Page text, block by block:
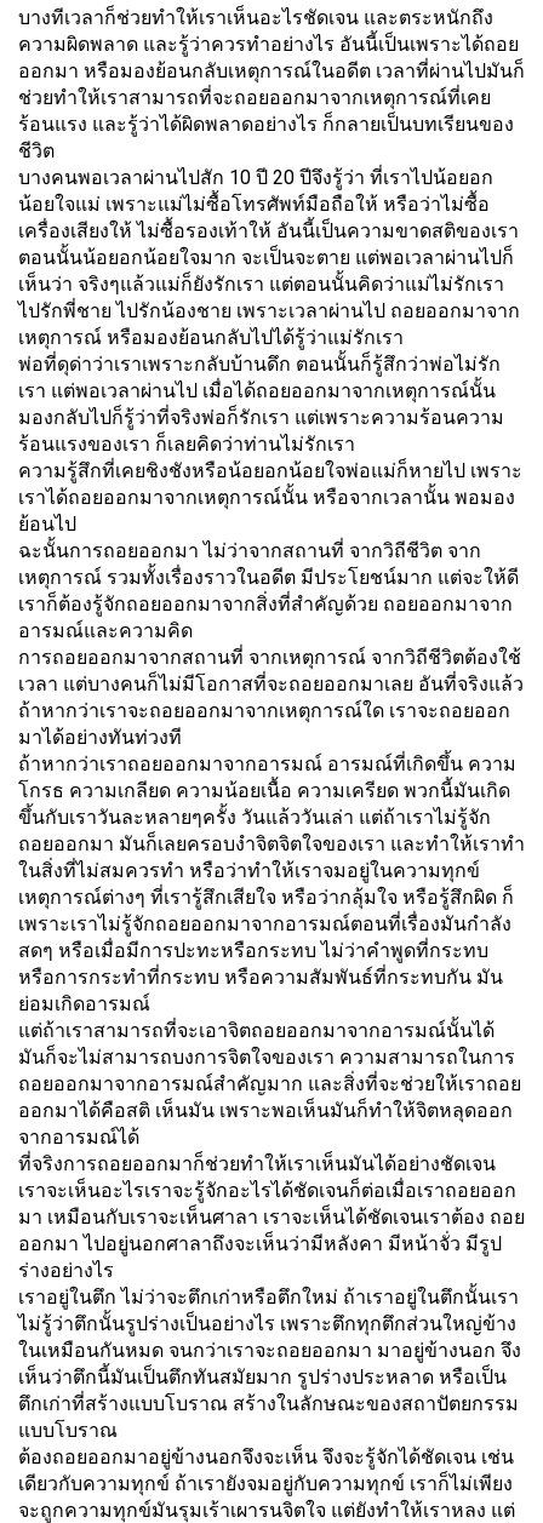
บางทีเวลาก็ช่วยทำให้เราเห็นอะไรชัดเจน และตระหนักถึง
ความผิดพลาด และรู้ว่าควรทำอย่างไร อันนี้เป็นเพราะได้ถอย
ออกมา หรือมองย้อนกลับเหตุการณ์ในอดีต เวลาที่ผ่านไปมันก็
ช่วยทำให้เราสามารถที่จะถอยออกมาจากเหตุการณ์ที่เคย
ร้อนแรง และรู้ว่าได้ผิดพลาดอย่างไร ก็กลายเป็นบทเรียนของ
ชีวิต
บางคนพอเวลาผ่านไปสัก 10 ปี 20 ปีจึงรู้ว่า ที่เราไปน้อยอก
น้อยใจแม่ เพราะแม่ไม่ซื้อโทรศัพท์มือถือให้ หรือว่าไม่ซื้อ
เครื่องเสียงให้ ไม่ซื้อรองเท้าให้ อันนี้เป็นความขาดสติของเรา
ตอนนั้นน้อยอกน้อยใจมาก จะเป็นจะตาย แต่พอเวลาผ่านไปก็
เห็นว่า จริงๆแล้วแม่ก็ยังรักเรา แต่ตอนนั้นคิดว่าแม่ไม่รักเรา
ไปรักพี่ชาย ไปรักน้องชาย เพราะเวลาผ่านไป ถอยออกมาจาก
เหตุการณ์ หรือมองย้อนกลับไปได้รู้ว่าแม่รักเรา
พ่อที่ดุด่าว่าเราเพราะกลับบ้านดึก ตอนนั้นก็รู้สึกว่าพ่อไม่รัก
เรา แต่พอเวลาผ่านไป เมื่อได้ถอยออกมาจากเหตุการณ์นั้น
มองกลับไปก็รู้ว่าที่จริงพ่อก็รักเรา แต่เพราะความร้อนความ
ร้อนแรงของเรา ก็เลยคิดว่าท่านไม่รักเรา
ความรู้สึกที่เคยชิงชังหรือน้อยอกน้อยใจพ่อแม่ก็หายไป เพราะ
เราได้ถอยออกมาจากเหตุการณ์นั้น หรือจากเวลานั้น พอมอง
ย้อนไป
ฉะนั้นการถอยออกมา ไม่ว่าจากสถานที่ จากวิถีชีวิต จาก
เหตุการณ์ รวมทั้งเรื่องราวในอดีต มีประโยชน์มาก แต่จะให้ดี
เราก็ต้องรู้จักถอยออกมาจากสิ่งที่สำคัญด้วย ถอยออกมาจาก
อารมณ์และความคิด
การถอยออกมาจากสถานที่ จากเหตุการณ์ จากวิถีชีวิตต้องใช้
เวลา แต่บางคนก็ไม่มีโอกาสที่จะถอยออกมาเลย อันที่จริงแล้ว
ถ้าหากว่าเราจะถอยออกมาจากเหตุการณ์ใด เราจะถอยออก
มาได้อย่างทันท่วงที
ถ้าหากว่าเราถอยออกมาจากอารมณ์ อารมณ์ที่เกิดขึ้น ความ
โกรธ ความเกลียด ความน้อยเนื้อ ความเครียด พวกนี้มันเกิด
ขึ้นกับเราวันละหลายๆครั้ง วันแล้ววันเล่า แต่ถ้าเราไม่รู้จัก
ถอยออกมา มันก็เลยครอบงำจิตจิตใจของเรา และทำให้เราทำ
ในสิ่งที่ไม่สมควรทำ หรือว่าทำให้เราจมอยู่ในความทุกข์
เหตุการณ์ต่างๆ ที่เรารู้สึกเสียใจ หรือว่ากลุ้มใจ หรือรู้สึกผิด ก็
เพราะเราไม่รู้จักถอยออกมาจากอารมณ์ตอนที่เรื่องมันกำลัง
สดๆ หรือเมื่อมีการปะทะหรือกระทบ ไม่ว่าคำพูดที่กระทบ
หรือการกระทำที่กระทบ หรือความสัมพันธ์ที่กระทบกัน มัน
ย่อมเกิดอารมณ์
แต่ถ้าเราสามารถที่จะเอาจิตถอยออกมาจากอารมณ์นั้นได้
มันก็จะไม่สามารถบงการจิตใจของเรา ความสามารถในการ
ถอยออกมาจากอารมณ์สำคัญมาก และสิ่งที่จะช่วยให้เราถอย
ออกมาได้คือสติ เห็นมัน เพราะพอเห็นมันก็ทำให้จิตหลุดออก
จากอารมณ์ได้
ที่จริงการถอยออกมาก็ช่วยทำให้เราเห็นมันได้อย่างชัดเจน
เราจะเห็นอะไรเราจะรู้จักอะไรได้ชัดเจนก็ต่อเมื่อเราถอยออก
มา เหมือนกับเราจะเห็นศาลา เราจะเห็นได้ชัดเจนเราต้อง ถอย
ออกมา ไปอยู่นอกศาลาถึงจะเห็นว่ามีหลังคา มีหน้าจั่ว มีรูป
ร่างอย่างไร
เราอยู่ในตึก ไม่ว่าจะตึกเก่าหรือตึกใหม่ ถ้าเราอยู่ในตึกนั้นเรา
ไม่รู้ว่าตึกนั้นรูปร่างเป็นอย่างไร เพราะตึกทุกตึกส่วนใหญ่ข้าง
ในเหมือนกันหมด จนกว่าเราจะถอยออกมา มาอยู่ข้างนอก จึง
เห็นว่าตึกนี้มันเป็นตึกทันสมัยมาก รูปร่างประหลาด หรือเป็น
ตึกเก่าที่สร้างแบบโบราณ สร้างในลักษณะของสถาปัตยกรรม
แบบโบราณ
ต้องถอยออกมาอยู่ข้างนอกจึงจะเห็น จึงจะรู้จักได้ชัดเจน เช่น
เดียวกับความทุกข์ ถ้าเรายังจมอยู่กับความทุกข์ เราก็ไม่เพียง
จะถูกความทุกข์มันรุมเร้าเผารนจิตใจ แต่ยังทำให้เราหลง แต่